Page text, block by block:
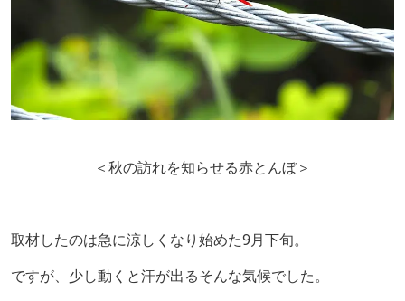
＜秋の訪れを知らせる赤とんぼ＞
取材したのは急に涼しくなり始めた9月下旬。
ですが、少し動くと汗が出るそんな気候でした。